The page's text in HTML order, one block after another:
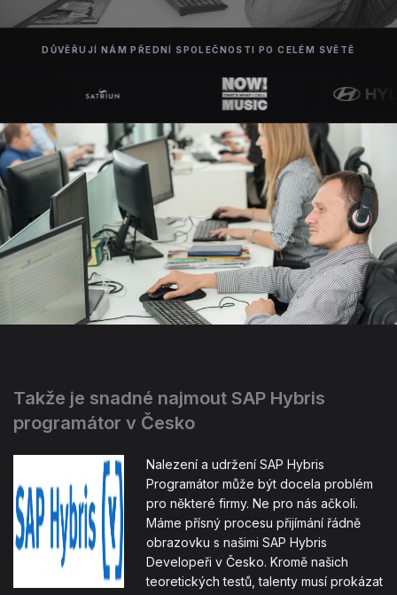
DŮVĚŘUJÍ NÁM PŘEDNÍ SPOLEČNOSTI PO CELÉM SVĚTĚ
Takže je snadné najmout SAP Hybris
programátor v Česko
Nalezení a udržení SAP Hybris
Programátor může být docela problém
pro některé firmy. Ne pro nás ačkoli.
Máme přísný procesu přijímání řádně
obrazovku s našimi SAP Hybris
Developeři v Česko. Kromě našich
teoretických testů, talenty musí prokázat